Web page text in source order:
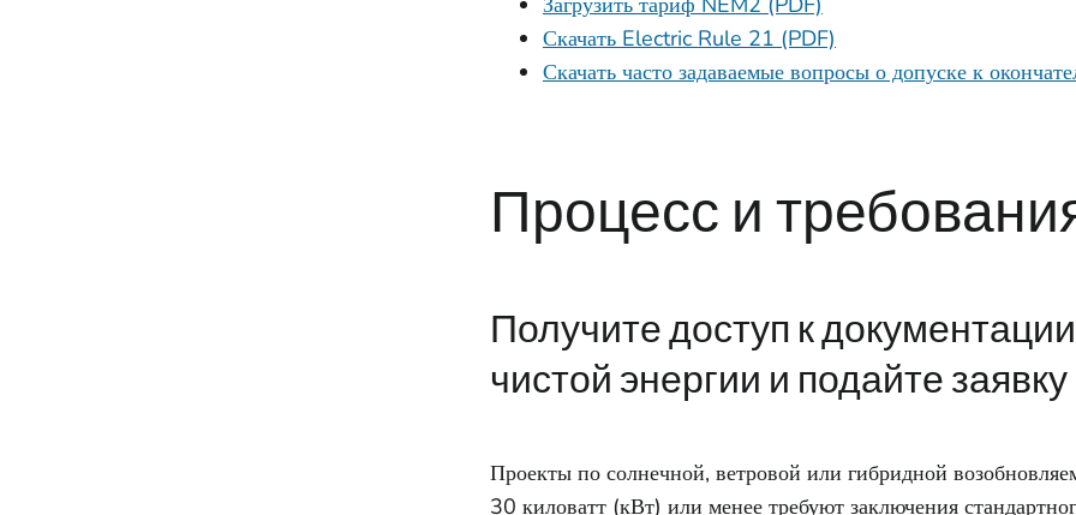
Скачать Electric Rule 21 (PDF)
Скачать часто задаваемые вопросы о допуске к
Процесс и
Получите доступ к
чистой энергии и подайте
Проекты по солнечной, ветровой или гибридной
30 киловатт (кВт) или менее требуют заключения